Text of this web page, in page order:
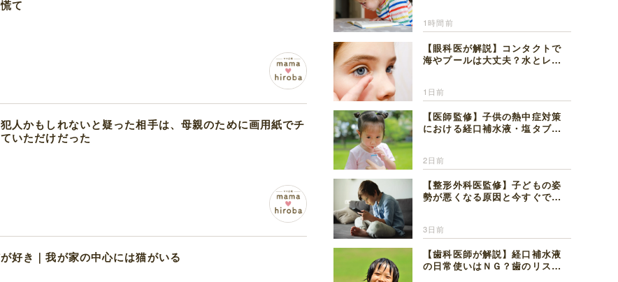
て
犯人かもしれないと疑った相手は、母親のために画用紙でチ
いただけだった
が好き｜我が家の中心には猫がいる
1時間前
【眼科医が解説】コンタクトで
海やプールは大丈夫？水とレン
1日前
【医師監修】子供の熱中症対策
における経口補水液・塩タブレ
2日前
【整形外科医監修】子どもの姿
勢が悪くなる原因と今すぐでき
3日前
【歯科医師が解説】経口補水液
の日常使いはＮＧ？歯のリスク